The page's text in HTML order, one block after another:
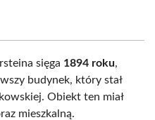
sięga 1894 roku,
budynek, który stał
Obiekt ten miał
mieszkalną.